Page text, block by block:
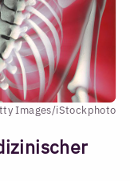
Images/iStockphoto